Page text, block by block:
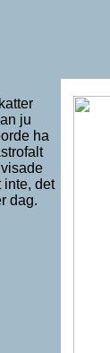
ju
ha
inte, det
dag.